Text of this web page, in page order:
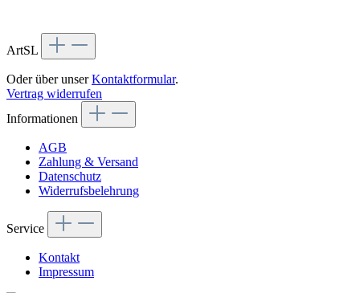
ArtSL
Oder über unserKontaktformular.
Vertrag widerrufen
Informationen
AGB
Zahlung & Versand
Datenschutz
Widerrufsbelehrung
Service
Kontakt
Impressum